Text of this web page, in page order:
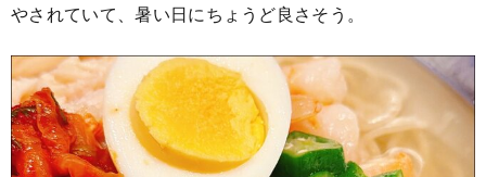
やされていて、暑い日にちょうど良さそう。